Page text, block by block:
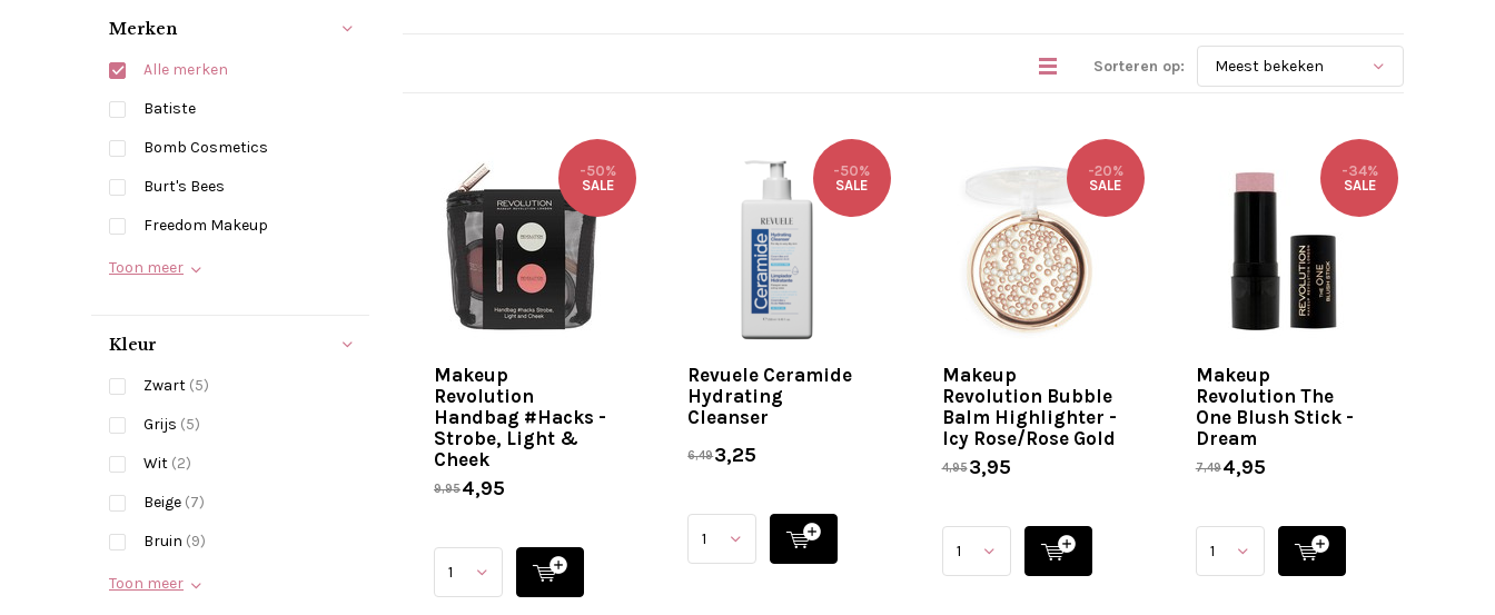
Sorteren op:
Makeup
Revolution
Handbag #Hacks -
Strobe, Light &
Cheek
-50%
SALE
9,954,95
Revuele Ceramide
Hydrating
Cleanser
-50%
SALE
6,493,25
Makeup
Revolution Bubble
Balm Highlighter -
Icy Rose/Rose Gold
-20%
SALE
4,953,95
Makeup
Revolution The
One Blush Stick -
Dream
-34%
SALE
7,494,95
Merken
Alle merken
Batiste
Bomb Cosmetics
Burt's Bees
Freedom Makeup
Toon meer
Kleur
Zwart (5)
Grijs (5)
Wit (2)
Beige (7)
Bruin (9)
Toon meer